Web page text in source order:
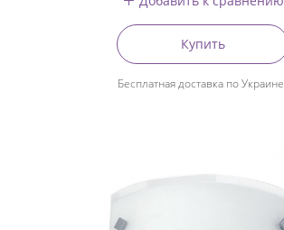
Купить
Бесплатная доставка по Украине